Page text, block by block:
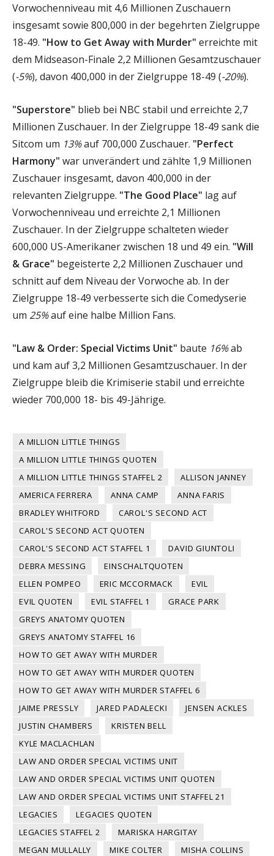
Vorwochenniveau mit 4,6 Millionen Zuschauern
insgesamt sowie 800,000 in der begehrten Zielgruppe
18-49. "How to Get Away with Murder" erreichte mit
dem Midseason-Finale 2,2 Millionen Gesamtzuschauer
(-5%), davon 400,000 in der Zielgruppe 18-49 (-20%).
"Superstore" blieb bei NBC stabil und erreichte 2,7
Millionen Zuschauer. In der Zielgruppe 18-49 sank die
Sitcom um 13%auf 700,000 Zuschauer. "Perfect
Harmony" war unverändert und zählte 1,9 Millionen
Zuschauer insgesamt, davon 400,000 in der
relevanten Zielgruppe. "The Good Place" lag auf
Vorwochenniveau und erreichte 2,1 Millionen
Zuschauer. In der Zielgruppe schalteten wieder
600,000 US-Amerikaner zwischen 18 und 49 ein. "Will
& Grace" begeisterte 2,2 Millionen Zuschauer und
schnitt auf dem Niveau der Vorwoche ab. In der
Zielgruppe 18-49 verbesserte sich die Comedyserie
um 25%auf eine halbe Million Fans.
"Law & Order: Special Victims Unit" baute 16%ab
und kam auf 3,2 Millionen Gesamtzuschauer. In der
Zielgruppe bleib die Krimiserie stabil und erreichte
wieder 700,000 18- bis 49-Jährige.
A MILLION LITTLE THINGS
A MILLION LITTLE THINGS QUOTEN
A MILLION LITTLE THINGS STAFFEL 2
ALLISON JANNEY
AMERICA FERRERA
ANNA CAMP
ANNA FARIS
BRADLEY WHITFORD
CAROL'S SECOND ACT
CAROL'S SECOND ACT QUOTEN
CAROL'S SECOND ACT STAFFEL 1
DAVID GIUNTOLI
DEBRA MESSING
EINSCHALTQUOTEN
ELLEN POMPEO
ERIC MCCORMACK
EVIL
EVIL QUOTEN
EVIL STAFFEL 1
GRACE PARK
GREYS ANATOMY QUOTEN
GREYS ANATOMY STAFFEL 16
HOW TO GET AWAY WITH MURDER
HOW TO GET AWAY WITH MURDER QUOTEN
HOW TO GET AWAY WITH MURDER STAFFEL 6
JAIME PRESSLY
JARED PADALECKI
JENSEN ACKLES
JUSTIN CHAMBERS
KRISTEN BELL
KYLE MACLACHLAN
LAW AND ORDER SPECIAL VICTIMS UNIT
LAW AND ORDER SPECIAL VICTIMS UNIT QUOTEN
LAW AND ORDER SPECIAL VICTIMS UNIT STAFFEL 21
LEGACIES
LEGACIES QUOTEN
LEGACIES STAFFEL 2
MARISKA HARGITAY
MEGAN MULLALLY
MIKE COLTER MISHA COLLINS